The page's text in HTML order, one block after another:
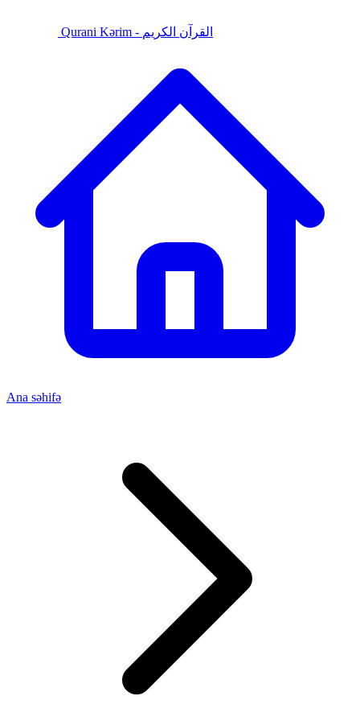
Qurani Kərim - القرآن الكريم
Ana səhifə